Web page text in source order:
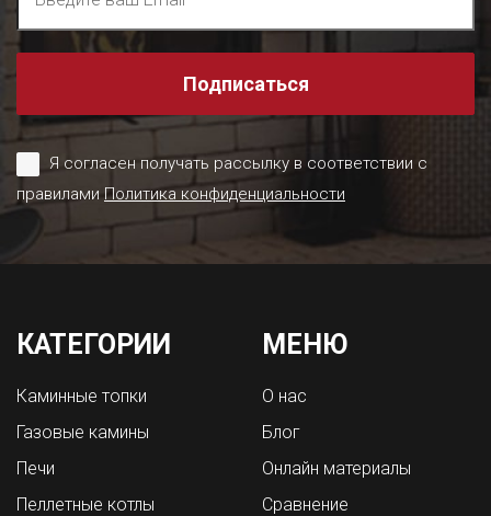
Подписаться
Я согласен получать рассылку в соответствии с
правиламиПолитика конфиденциальности
КАТЕГОРИИ
Каминные топки
Газовые камины
Печи
Пеллетные котлы
МЕНЮ
О нас
Блог
Онлайн материалы
Сравнение